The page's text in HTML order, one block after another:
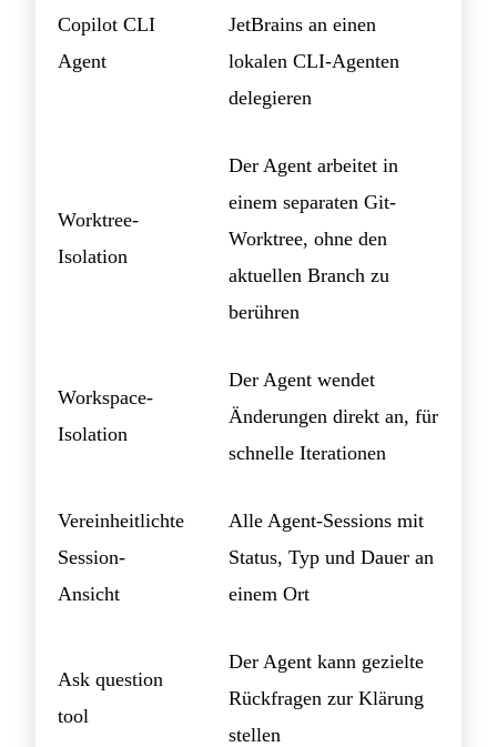
Copilot CLI
Agent
JetBrains an einen
lokalen CLI-Agenten
delegieren
Worktree-
Isolation
Der Agent arbeitet in
einem separaten Git-
Worktree, ohne den
aktuellen Branch zu
berühren
Workspace-
Isolation
Der Agent wendet
Änderungen direkt an, für
schnelle Iterationen
Vereinheitlichte
Session-
Ansicht
Alle Agent-Sessions mit
Status, Typ und Dauer an
einem Ort
Ask question
tool
Der Agent kann gezielte
Rückfragen zur Klärung
stellen